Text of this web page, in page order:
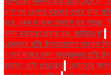
মাস পর ছেলের মরদেহ পেয়ে মা'র
হবে এমন সংবাদ প্রকাশে ভয় পাচ্ছে:
খাদ্য সহায়তা প্রবাহ বন্ধ: জাতিসংঘ"
সেনাদের প্রতি ইসরায়েলের সাবেক
সংঘর্ষ বন্ধের জন্য আলোচনার প্রতি
হামলা: ওসি প্রত্যাহার"গোসলের আগে